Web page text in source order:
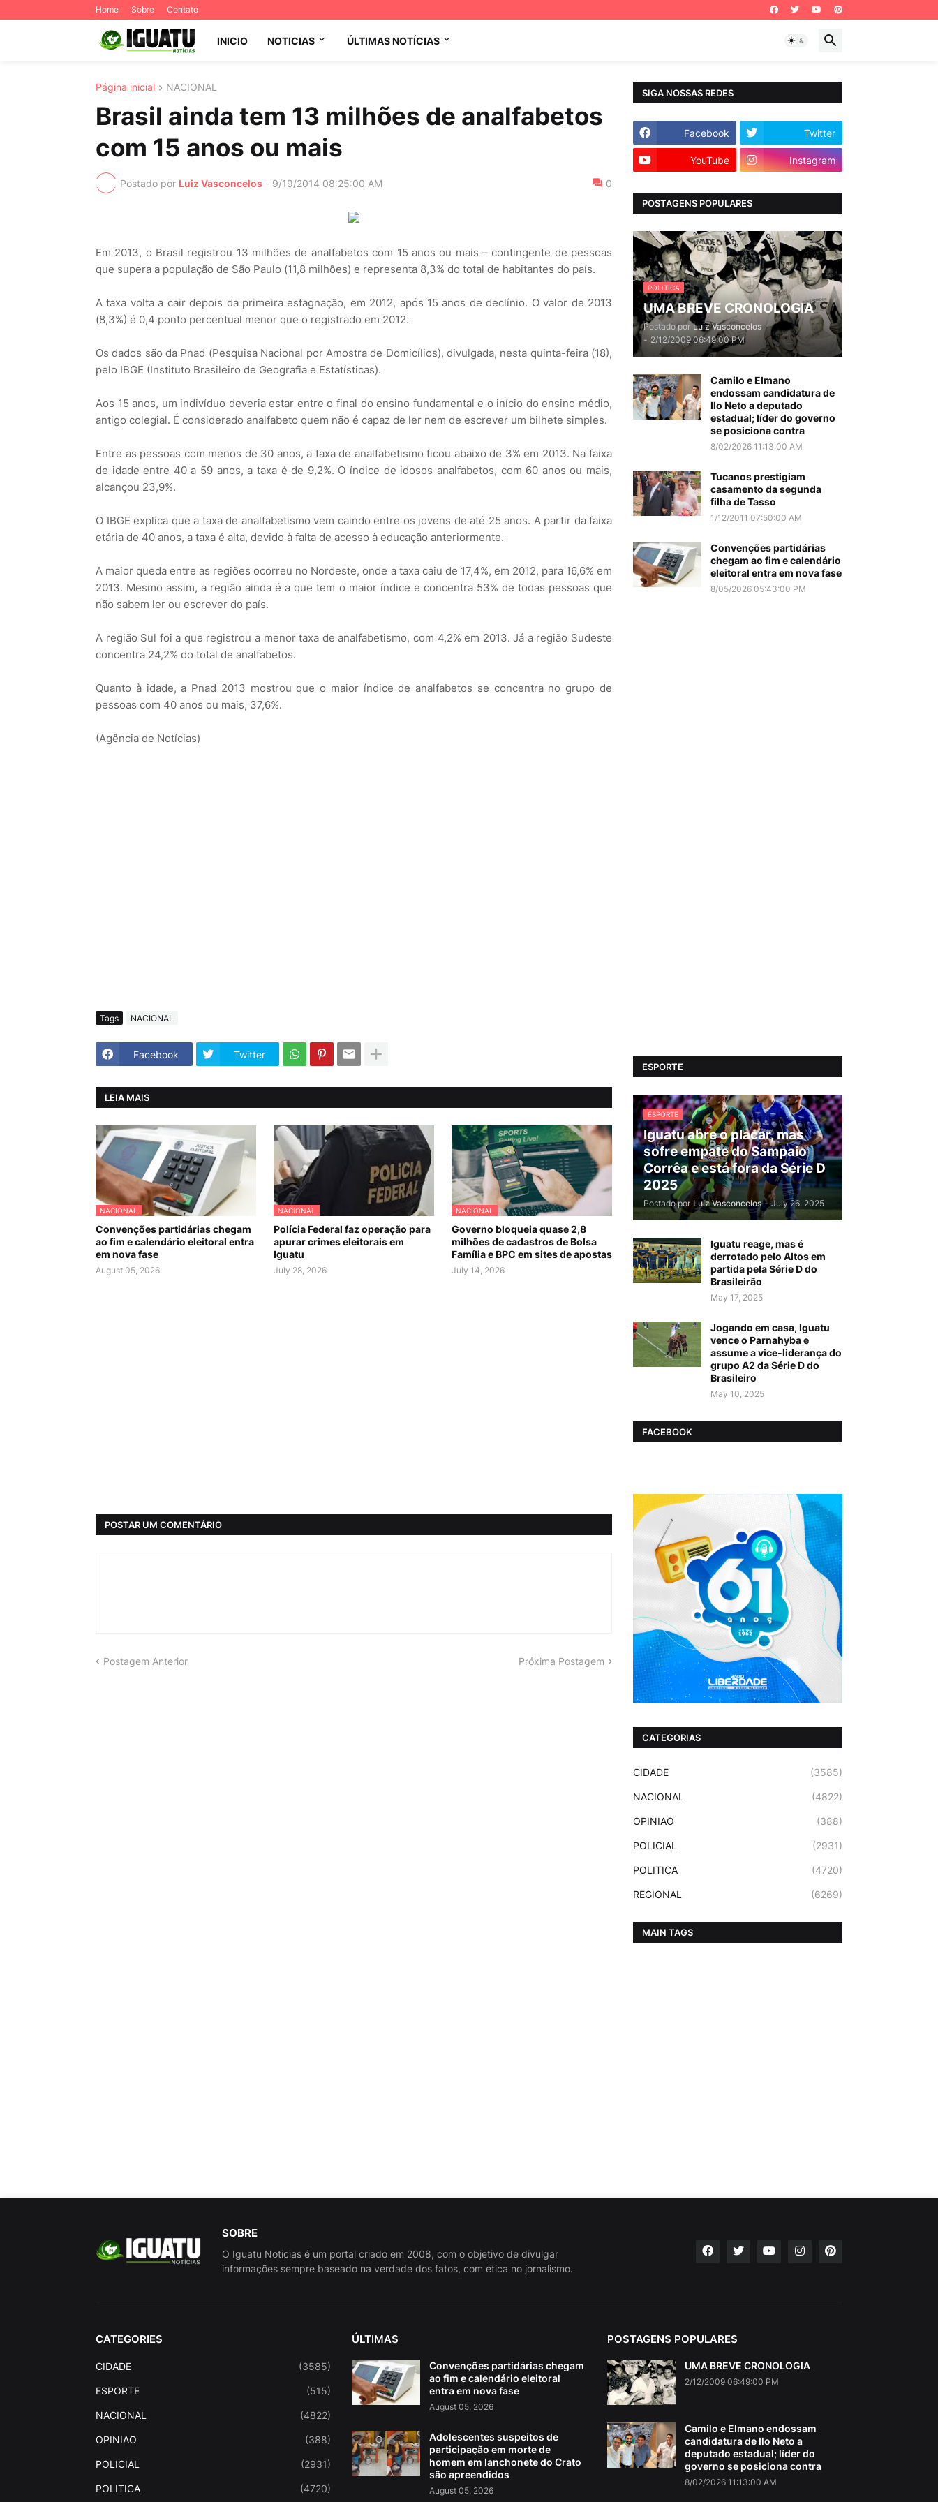
Home Sobre Contato
INICIO NOTICIAS ÚLTIMAS NOTÍCIAS
Página inicial NACIONAL
Brasil ainda tem 13 milhões de analfabetos
com 15 anos ou mais
Postado por Luiz Vasconcelos - 9/19/2014 08:25:00 AM 0
Em 2013, o Brasil registrou 13 milhões de analfabetos com 15 anos ou mais – contingente de pessoas
que supera a população de São Paulo (11,8 milhões) e representa 8,3% do total de habitantes do país.
A taxa volta a cair depois da primeira estagnação, em 2012, após 15 anos de declínio. O valor de 2013
(8,3%) é 0,4 ponto percentual menor que o registrado em 2012.
Os dados são da Pnad (Pesquisa Nacional por Amostra de Domicílios), divulgada, nesta quinta-feira (18),
pelo IBGE (Instituto Brasileiro de Geografia e Estatísticas).
Aos 15 anos, um indivíduo deveria estar entre o final do ensino fundamental e o início do ensino médio,
antigo colegial. É considerado analfabeto quem não é capaz de ler nem de escrever um bilhete simples.
Entre as pessoas com menos de 30 anos, a taxa de analfabetismo ficou abaixo de 3% em 2013. Na faixa
de idade entre 40 a 59 anos, a taxa é de 9,2%. O índice de idosos analfabetos, com 60 anos ou mais,
alcançou 23,9%.
O IBGE explica que a taxa de analfabetismo vem caindo entre os jovens de até 25 anos. A partir da faixa
etária de 40 anos, a taxa é alta, devido à falta de acesso à educação anteriormente.
A maior queda entre as regiões ocorreu no Nordeste, onde a taxa caiu de 17,4%, em 2012, para 16,6% em
2013. Mesmo assim, a região ainda é a que tem o maior índice e concentra 53% de todas pessoas que
não sabem ler ou escrever do país.
A região Sul foi a que registrou a menor taxa de analfabetismo, com 4,2% em 2013. Já a região Sudeste
concentra 24,2% do total de analfabetos.
Quanto à idade, a Pnad 2013 mostrou que o maior índice de analfabetos se concentra no grupo de
pessoas com 40 anos ou mais, 37,6%.
(Agência de Notícias)
Tags NACIONAL
Facebook Twitter
LEIA MAIS
NACIONAL
Convenções partidárias chegam
ao fim e calendário eleitoral entra
em nova fase
August 05, 2026
NACIONAL
Polícia Federal faz operação para
apurar crimes eleitorais em
Iguatu
July 28, 2026
NACIONAL
Governo bloqueia quase 2,8
milhões de cadastros de Bolsa
Família e BPC em sites de apostas
July 14, 2026
POSTAR UM COMENTÁRIO
Postagem Anterior Próxima Postagem
SIGA NOSSAS REDES
Facebook Twitter
YouTube Instagram
POSTAGENS POPULARES
POLITICA
UMA BREVE CRONOLOGIA
Postado por Luiz Vasconcelos
- 2/12/2009 06:49:00 PM
Camilo e Elmano
endossam candidatura de
Ilo Neto a deputado
estadual; líder do governo
se posiciona contra
8/02/2026 11:13:00 AM
Tucanos prestigiam
casamento da segunda
filha de Tasso
1/12/2011 07:50:00 AM
Convenções partidárias
chegam ao fim e calendário
eleitoral entra em nova fase
8/05/2026 05:43:00 PM
ESPORTE
ESPORTE
Iguatu abre o placar, mas
sofre empate do Sampaio
Corrêa e está fora da Série D
2025
Postado por Luiz Vasconcelos - July 26, 2025
Iguatu reage, mas é
derrotado pelo Altos em
partida pela Série D do
Brasileirão
May 17, 2025
Jogando em casa, Iguatu
vence o Parnahyba e
assume a vice-liderança do
grupo A2 da Série D do
Brasileiro
May 10, 2025
FACEBOOK
CATEGORIAS
CIDADE (3585)
NACIONAL (4822)
OPINIAO (388)
POLICIAL (2931)
POLITICA (4720)
REGIONAL (6269)
MAIN TAGS
SOBRE
O Iguatu Noticias é um portal criado em 2008, com o objetivo de divulgar
informações sempre baseado na verdade dos fatos, com ética no jornalismo.
CATEGORIES
CIDADE (3585)
ESPORTE (515)
NACIONAL (4822)
OPINIAO (388)
POLICIAL (2931)
POLITICA (4720)
ÚLTIMAS
Convenções partidárias chegam
ao fim e calendário eleitoral
entra em nova fase
August 05, 2026
Adolescentes suspeitos de
participação em morte de
homem em lanchonete do Crato
são apreendidos
August 05, 2026
POSTAGENS POPULARES
UMA BREVE CRONOLOGIA
2/12/2009 06:49:00 PM
Camilo e Elmano endossam
candidatura de Ilo Neto a
deputado estadual; líder do
governo se posiciona contra
8/02/2026 11:13:00 AM